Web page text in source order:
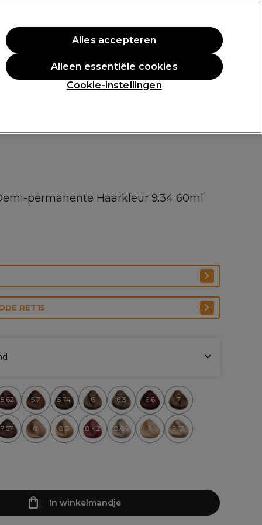
Aanmelden
Professionele Awards
permanente Haarkleur 9.34 60ml
RET15
5.62 5.7 5.74 6 6.3 6.6 7
7.57 8 8.3 8.42 8.89 9 9.13
In winkelmandje
Cookie-instellingen
Alleen essentiële cookies
Alles accepteren